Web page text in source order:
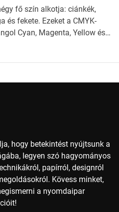
milyen szempontok alapján
Bevezetés a
[…]
fő szín alkotja: ciánkék,
és fekete. Ezeket a CMYK-
Cyan, Magenta, Yellow és
hogy betekintést nyújtsunk a
legyen szó hagyományos
papírról, designról
Kövess minket,
a nyomdaipar